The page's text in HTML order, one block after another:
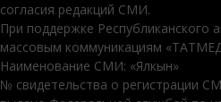
согласия редакций СМИ.
При поддержке Республиканского
массовым коммуникациям
Наименование СМИ: «Ялкын»
№ свидетельства о регистрации